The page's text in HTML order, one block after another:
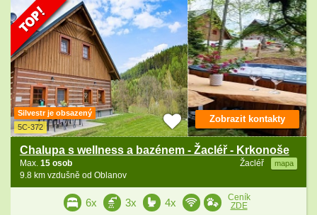
Silvestr je obsazený
5C-372
Chalupa s wellness a bazénem - Žacléř - Krkonoše
Žacléř mapa
Max. 15 osob
9.8 km vzdušně od Oblanov
Zobrazit kontakty
6x 3x 4x
Ceník
ZDE